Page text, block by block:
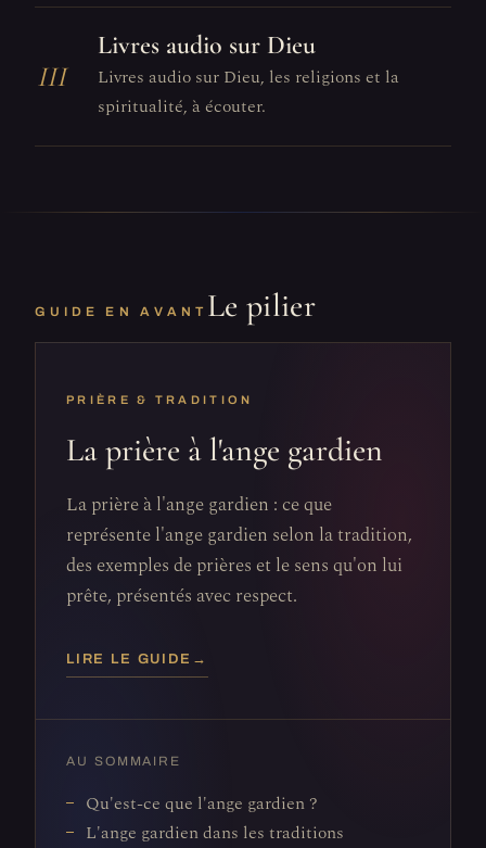
III
Livres audio sur Dieu
Livres audio sur Dieu, les religions et la
spiritualité, à écouter.
GUIDE EN AVANT Le pilier
PRIÈRE & TRADITION
La prière à l'ange gardien
La prière à l'ange gardien : ce que
représente l'ange gardien selon la tradition,
des exemples de prières et le sens qu'on lui
prête, présentés avec respect.
LIRE LE GUIDE →
AU SOMMAIRE
Qu'est-ce que l'ange gardien ?
L'ange gardien dans les traditions